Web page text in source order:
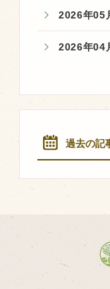
2026年05
2026年04
過去の記